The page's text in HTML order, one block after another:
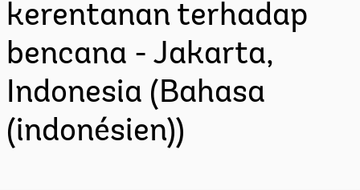
kerentanan terhadap
bencana - Jakarta,
Indonesia (Bahasa
(indonésien))